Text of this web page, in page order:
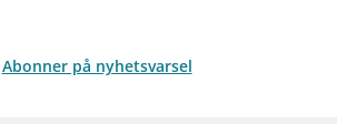
Abonner på nyhetsvarsel